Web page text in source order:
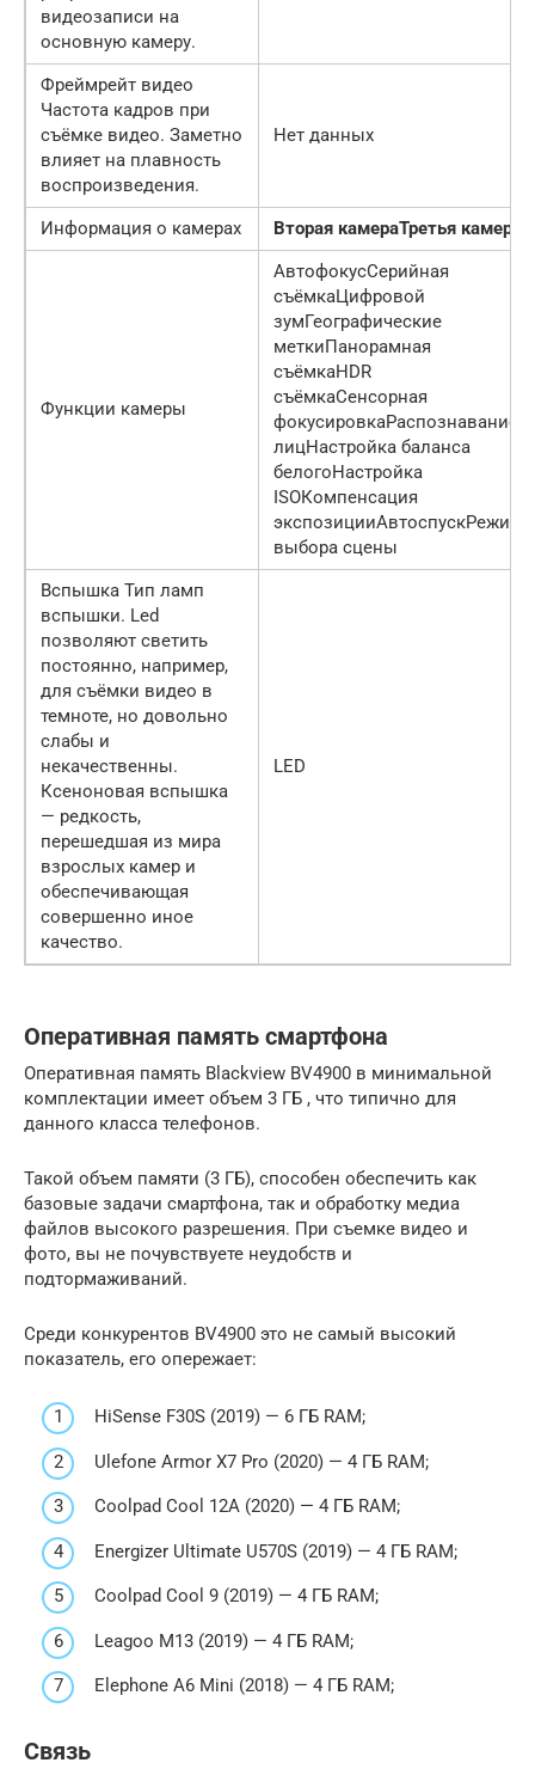
видеозаписи на
основную камеру.
Фреймрейт видео
Частота кадров при
съёмке видео. Заметно
влияет на плавность
воспроизведения.
Нет данных
Информация о камерах Вторая камераТретья камера
Функции камеры
АвтофокусСерийная
съёмкаЦифровой
зумГеографические
меткиПанорамная
съёмкаHDR
съёмкаСенсорная
фокусировкаРаспознавание
лицНастройка баланса
белогоНастройка
ISOКомпенсация
экспозицииАвтоспускРежим
выбора сцены
Вспышка Тип ламп
вспышки. Led
позволяют светить
постоянно, например,
для съёмки видео в
темноте, но довольно
слабы и
некачественны.
Ксеноновая вспышка
— редкость,
перешедшая из мира
взрослых камер и
обеспечивающая
совершенно иное
качество.
LED
Оперативная память смартфона
Оперативная память Blackview BV4900 в минимальной
комплектации имеет объем 3 ГБ , что типично для
данного класса телефонов.
Такой объем памяти (3 ГБ), способен обеспечить как
базовые задачи смартфона, так и обработку медиа
файлов высокого разрешения. При съемке видео и
фото, вы не почувствуете неудобств и
подтормаживаний.
Среди конкурентов BV4900 это не самый высокий
показатель, его опережает:
HiSense F30S (2019) — 6 ГБ RAM;
Ulefone Armor X7 Pro (2020) — 4 ГБ RAM;
Coolpad Cool 12A (2020) — 4 ГБ RAM;
Energizer Ultimate U570S (2019) — 4 ГБ RAM;
Coolpad Cool 9 (2019) — 4 ГБ RAM;
Leagoo M13 (2019) — 4 ГБ RAM;
Elephone A6 Mini (2018) — 4 ГБ RAM;
Связь